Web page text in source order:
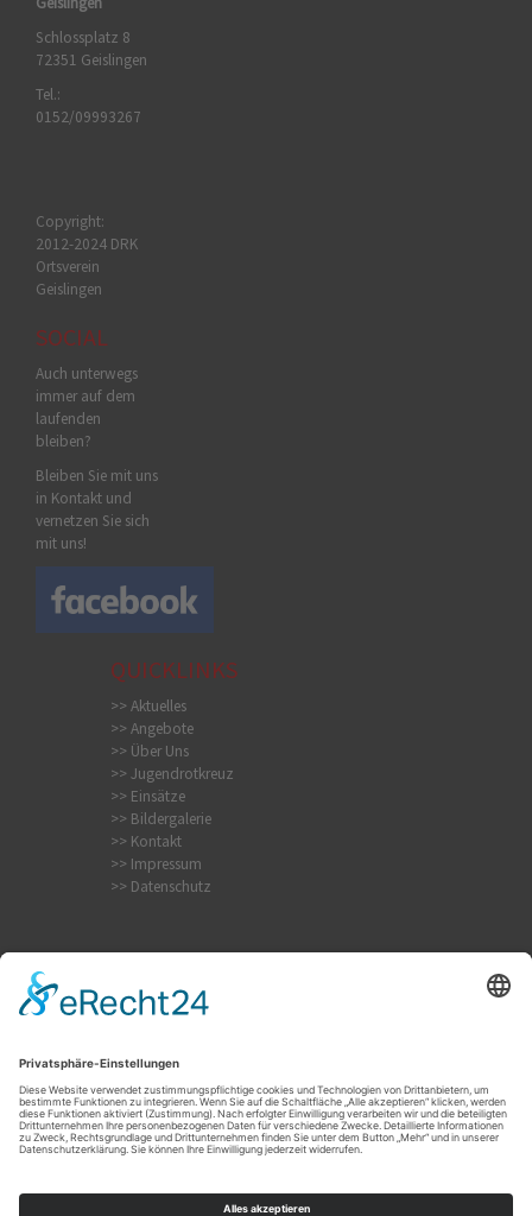
Schlossplatz 8
72351 Geislingen
Tel.:
0152/09993267
Copyright:
2012-2024 DRK
Ortsverein
Geislingen
SOCIAL
Auch unterwegs
immer auf dem
laufenden
bleiben?
Bleiben Sie mit uns
in Kontakt und
vernetzen Sie sich
mit uns!
QUICKLINKS
>> Aktuelles
>> Angebote
>> Über Uns
>> Jugendrotkreuz
>> Einsätze
>> Bildergalerie
>> Kontakt
>> Impressum
>> Datenschutz
Internistischer Notfall